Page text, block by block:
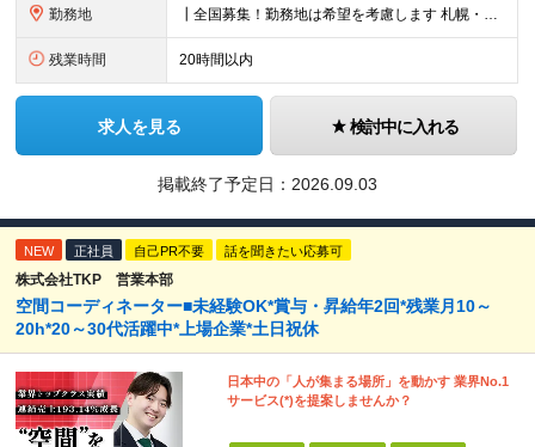
勤務地 ┃全国募集！勤務地は希望を考慮します 札幌・仙台・東京・横浜・静岡・名古屋・大阪・京都・広島・福岡 募集 ※上記のほか、全国に拠点あり ※キャリアアップやキャリアシフトに伴う転勤も一部ありますが、基
残業時間 20時間以内
求人を見る 検討中に入れる
掲載終了予定日： 2026.09.03
NEW 正社員 自己PR不要 話を聞きたい応募可
株式会社TKP 営業本部
空間コーディネーター■未経験OK*賞与・昇給年2回*残業月10～
20h*20～30代活躍中*上場企業*土日祝休
日本中の「人が集まる場所」を動かす 業界No.1
サービス(*)を提案しませんか？